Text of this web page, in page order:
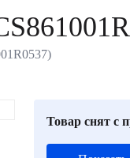
Товар снят с